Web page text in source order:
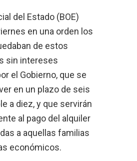
del Estado (BOE)
en una orden los
de estos
sin intereses
el Gobierno, que se
en un plazo de seis
a diez, y que servirán
al pago del alquiler
a aquellas familias
económicos.